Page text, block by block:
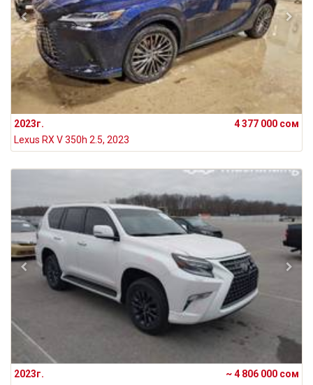
2023г.
4 377 000 сом
Lexus RX V 350h 2.5, 2023
2023г.
~ 4 806 000 сом